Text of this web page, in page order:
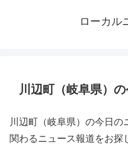
ローカル
川辺町（岐阜県）
川辺町（岐阜県）の今日の
関わるニュース報道をお探